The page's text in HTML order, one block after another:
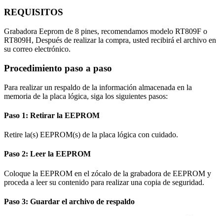
REQUISITOS
Grabadora Eeprom de 8 pines, recomendamos modelo RT809F o
RT809H, Después de realizar la compra, usted recibirá el archivo en
su correo electrónico.
Procedimiento paso a paso
Para realizar un respaldo de la información almacenada en la
memoria de la placa lógica, siga los siguientes pasos:
Paso 1: Retirar la EEPROM
Retire la(s) EEPROM(s) de la placa lógica con cuidado.
Paso 2: Leer la EEPROM
Coloque la EEPROM en el zócalo de la grabadora de EEPROM y
proceda a leer su contenido para realizar una copia de seguridad.
Paso 3: Guardar el archivo de respaldo